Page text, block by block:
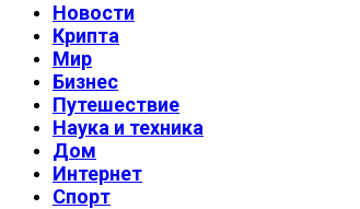
Новости
Крипта
Мир
Бизнес
Путешествие
Наука и техника
Дом
Интернет
Спорт